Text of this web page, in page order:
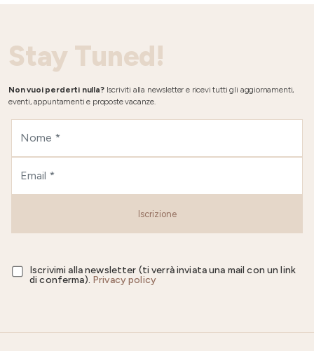
Stay Tuned!
Non vuoi perderti nulla?Iscriviti alla newsletter e ricevi tutti gli aggiornamenti,
eventi, appuntamenti e proposte vacanze.
Iscrizione
Iscrivimi alla newsletter (ti verrà inviata una mail con un link
di conferma). Privacy policy